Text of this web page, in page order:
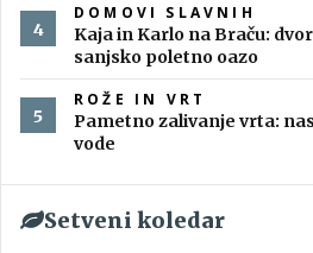
DOMOVI SLAVNIH
Kaja in Karlo na Braču:
sanjsko poletno oazo
ROŽE IN VRT
Pametno zalivanje vrta:
vode
Setveni koledar